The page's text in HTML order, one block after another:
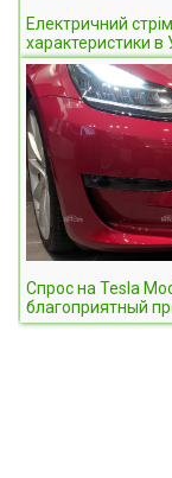
Електричний
характеристики в
Спрос на Tesla
благоприятный